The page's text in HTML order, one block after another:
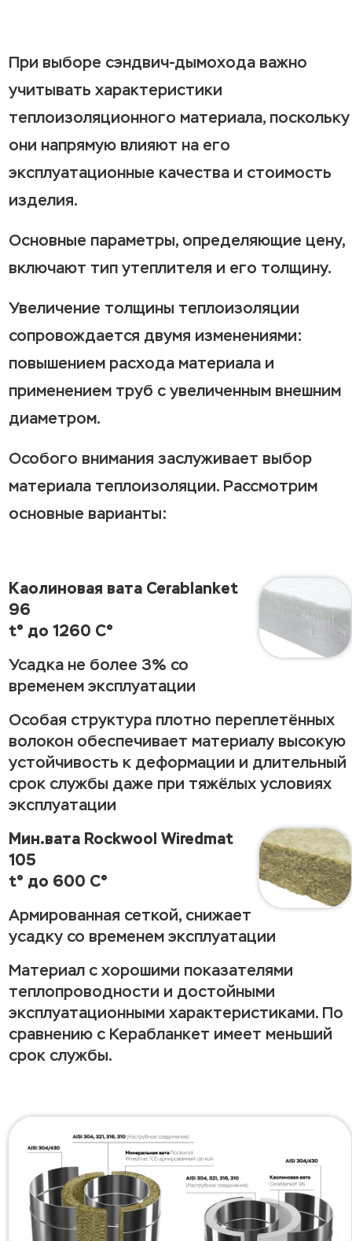
При выборе сэндвич-дымохода важно
учитывать характеристики
теплоизоляционного материала, поскольку
они напрямую влияют на его
эксплуатационные качества и стоимость
изделия.
Основные параметры, определяющие цену,
включают тип утеплителя и его толщину.
Увеличение толщины теплоизоляции
сопровождается двумя изменениями:
повышением расхода материала и
применением труб с увеличенным внешним
диаметром.
Особого внимания заслуживает выбор
материала теплоизоляции. Рассмотрим
основные варианты:
Каолиновая вата Cerablanket
96
t° до 1260 C°
Усадка не более 3% со
временем эксплуатации
Особая структура плотно переплетённых
волокон обеспечивает материалу высокую
устойчивость к деформации и длительный
срок службы даже при тяжёлых условиях
эксплуатации
Мин.вата Rockwool Wiredmat
105
t° до 600 C°
Армированная сеткой, снижает
усадку со временем эксплуатации
Материал с хорошими показателями
теплопроводности и достойными
эксплуатационными характеристиками. По
сравнению с Керабланкет имеет меньший
срок службы.